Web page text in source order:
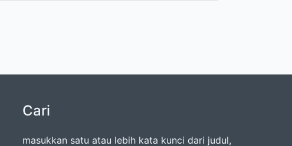
Cari
masukkan satu atau lebih kata kunci dari judul,